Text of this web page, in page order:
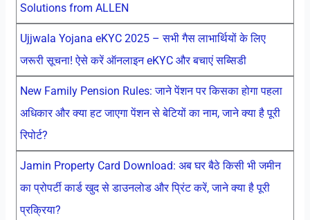
Solutions from ALLEN
Ujjwala Yojana eKYC 2025 – सभी गैस लाभार्थियों के लिए
जरूरी सूचना! ऐसे करें ऑनलाइन eKYC और बचाएं सब्सिडी
New Family Pension Rules: जाने पेंशन पर किसका होगा पहला
अधिकार और क्या हट जाएगा पेंशन से बेटियों का नाम, जाने क्या है पूरी
रिपोर्ट?
Jamin Property Card Download: अब घर बैठे किसी भी जमीन
का प्रोपर्टी कार्ड खुद से डाउनलोड और प्रिंट करें, जाने क्या है पूरी
प्रक्रिया?